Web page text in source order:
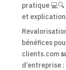
pratique 💻🔍
et
bénéfices
clients.com
d’entreprise